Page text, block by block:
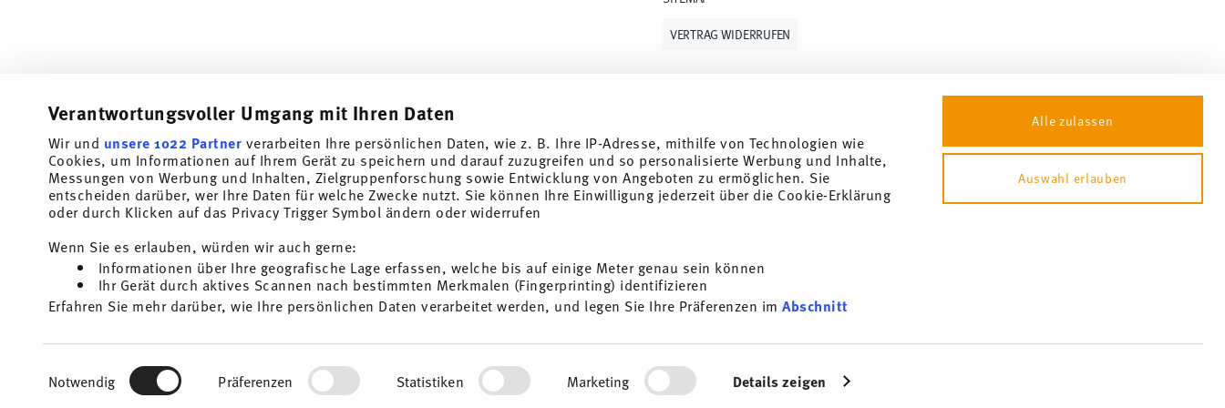
Verantwortungsvoller Umgang mit Ihren Daten
Wir und unsere 1022 Partner verarbeiten Ihre persönlichen Daten, wie z. B. Ihre IP-Adresse, mithilfe von Technologien wie
Cookies, um Informationen auf Ihrem Gerät zu speichern und darauf zuzugreifen und so personalisierte Werbung und Inhalte,
Messungen von Werbung und Inhalten, Zielgruppenforschung sowie Entwicklung von Angeboten zu ermöglichen. Sie
entscheiden darüber, wer Ihre Daten für welche Zwecke nutzt. Sie können Ihre Einwilligung jederzeit über die Cookie-Erklärung
oder durch Klicken auf das Privacy Trigger Symbol ändern oder widerrufen
Wenn Sie es erlauben, würden wir auch gerne:
Informationen über Ihre geografische Lage erfassen, welche bis auf einige Meter genau sein können
Ihr Gerät durch aktives Scannen nach bestimmten Merkmalen (Fingerprinting) identifizieren
Erfahren Sie mehr darüber, wie Ihre persönlichen Daten verarbeitet werden, und legen Sie Ihre Präferenzen im Abschnitt
die Zugriffe auf unsere Website zu analysieren. Außerdem geben wir Informationen zu Ihrer Verwendung unserer Website an
unsere Partner für soziale Medien, Werbung und Analysen weiter. Unsere Partner führen diese Informationen möglicherweise
Einwilligungsauswahl
Notwendig Präferenzen Statistiken Marketing Details zeigen
Alle zulassen
Auswahl erlauben
VERTRAG WIDERRUFEN
Homepage AGB Datenschutzhinweise Impressum Cookie-Einwilligung ändern
Sie können den Code bei Ihrem nächsten Einkauf direkt im Bestellprozess eingeben. Eine Kombination mit anderen Gutscheinen/ Rabattaktionen ist nicht möglich. Der Gutschein ist nicht im Nachhinein verrechenbar.
© 2025 Rosenthal GmbH. All rights reserved
2.3.8
Abonniere unseren Newsletter und erhalte einen Rabatt im Wert von 10%!
Halte Dich über Neuigkeiten, Trends und Sonderangebote auf
dem Laufenden.
Insert your email to register for the newsletters
ANMELDENi